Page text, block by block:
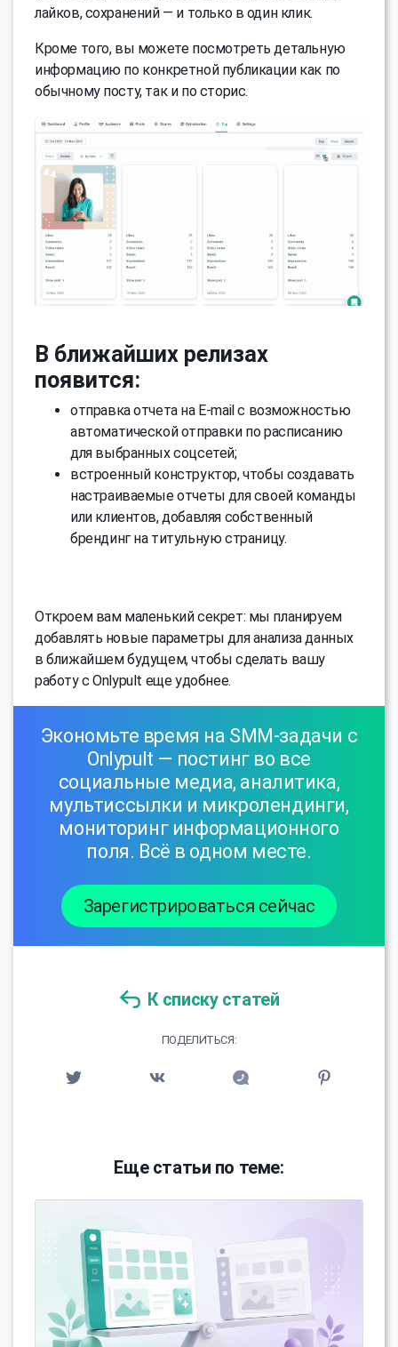
лайков, сохранений — и только в один клик.
Кроме того, вы можете посмотреть детальную
информацию по конкретной публикации как по
обычному посту, так и по сторис.
В ближайших релизах
появится:
отправка отчета на E-mail с возможностью
автоматической отправки по расписанию
для выбранных соцсетей;
встроенный конструктор, чтобы создавать
настраиваемые отчеты для своей команды
или клиентов, добавляя собственный
брендинг на титульную страницу.
Откроем вам маленький секрет: мы планируем
добавлять новые параметры для анализа данных
в ближайшем будущем, чтобы сделать вашу
работу с Onlypult еще удобнее.
Экономьте время на SMM-задачи с
Onlypult — постинг во все
социальные медиа, аналитика,
мультиссылки и микролендинги,
мониторинг информационного
поля. Всё в одном месте.
Зарегистрироваться сейчас
К списку статей
ПОДЕЛИТЬСЯ:
Еще статьи по теме: